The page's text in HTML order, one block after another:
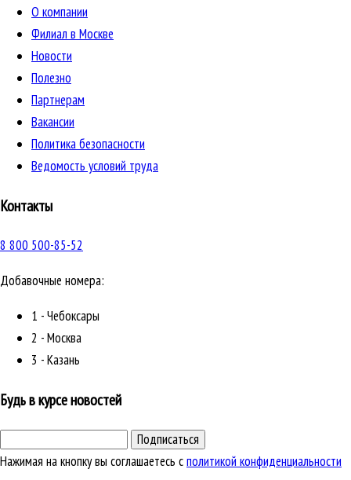
О компании
Филиал в Москве
Новости
Полезно
Партнерам
Вакансии
Политика безопасности
Ведомость условий труда
Контакты
8 800 500-85-52
Добавочные номера:
1 - Чебоксары
2 - Москва
3 - Казань
Будь в курсе новостей
Подписаться
Нажимая на кнопку вы соглашаетесь сполитикой конфиденциальности